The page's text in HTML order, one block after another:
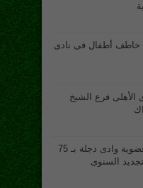
خاطف أطفال فى نادى
الأهلى فرع الشيخ
تعرف على عرض عضوية وادى دجلة بـ 75
السنوى